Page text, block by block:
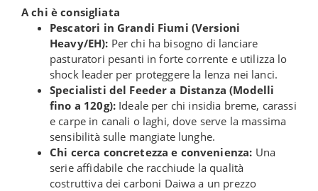
A chi è consigliata
Pescatori in Grandi Fiumi (Versioni
Heavy/EH): Per chi ha bisogno di lanciare
pasturatori pesanti in forte corrente e utilizza lo
shock leader per proteggere la lenza nei lanci.
Specialisti del Feeder a Distanza (Modelli
fino a 120g):Ideale per chi insidia breme, carassi
e carpe in canali o laghi, dove serve la massima
sensibilità sulle mangiate lunghe.
Chi cerca concretezza e convenienza: Una
serie affidabile che racchiude la qualità
costruttiva dei carboni Daiwa a un prezzo